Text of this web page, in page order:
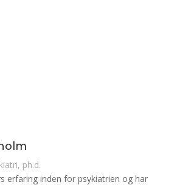
ph.d.
erfaring inden for psykiatrien og har